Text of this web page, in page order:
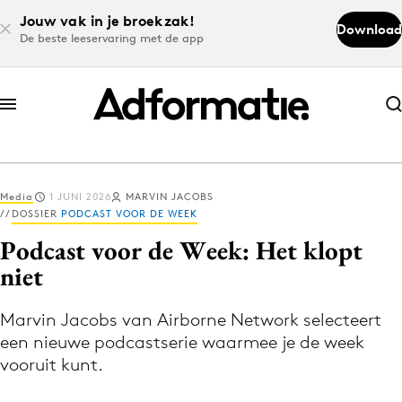
Jouw vak in je broekzak!
De beste leeservaring met de app
Download
Abonneer nu
Abonneer nu
Log in
Nieuws app
Media 1 JUNI 2026
MARVIN JACOBS
DOSSIER PODCAST VOOR DE WEEK
Podcast voor de Week: Het klopt
niet
Marvin Jacobs van Airborne Network selecteert
een nieuwe podcastserie waarmee je de week
vooruit kunt.